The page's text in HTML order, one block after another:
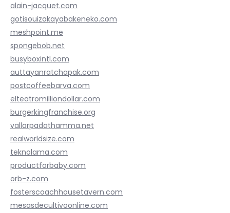
alain-jacquet.com
gotisouizakayabakeneko.com
meshpoint.me
spongebob.net
busyboxintl.com
auttayanratchapak.com
postcoffeebarva.com
elteatromilliondollar.com
burgerkingfranchise.org
vallarpadathamma.net
realworldsize.com
teknolama.com
productforbaby.com
orb-z.com
fosterscoachhousetavern.com
mesasdecultivoonline.com